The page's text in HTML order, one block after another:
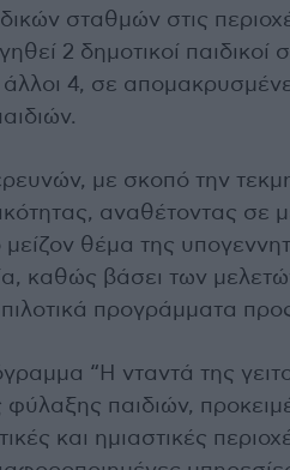
σταθμών στις
2 δημοτικοί παιδικοί
άλλοι 4, σε
με σκοπό την
αναθέτοντας
μείζον θέμα της
καθώς βάσει των
προγράμματα
“H νταντά της
φύλαξης παιδιών,
και ημιαστικές